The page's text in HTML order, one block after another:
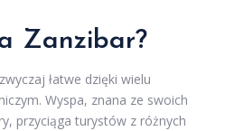
Zanzibar?
łatwe dzięki wielu
Wyspa, znana ze swoich
przyciąga turystów z różnych